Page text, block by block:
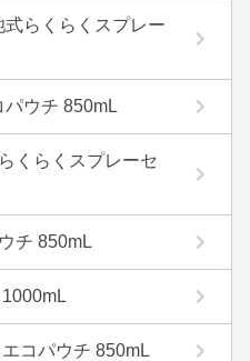
らくらくスプレー
ウチ 850mL
くらくスプレーセ
チ 850mL
コパウチ 850mL